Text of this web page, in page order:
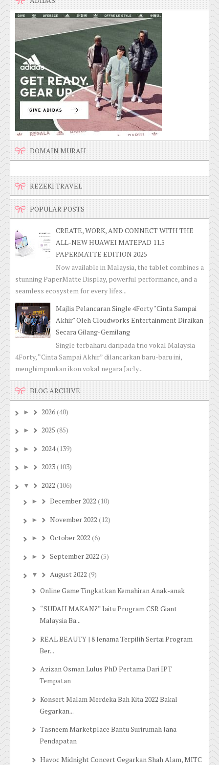
DOMAIN MURAH
REZEKI TRAVEL
POPULAR POSTS
CREATE, WORK, AND CONNECT WITH THE
ALL-NEW HUAWEI MATEPAD 11.5
PAPERMATTE EDITION 2025
Now available in Malaysia, the tablet combines a
stunning PaperMatte Display, powerful performance, and a
seamless ecosystem for every lifes...
Majlis Pelancaran Single 4Forty "Cinta Sampai
Akhir" Oleh Cloudworks Entertainment Diraikan
Secara Gilang-Gemilang
Single terbaharu daripada trio vokal Malaysia
4Forty, “Cinta Sampai Akhir” dilancarkan baru-baru ini,
menghimpunkan ikon vokal negara Jacly...
BLOG ARCHIVE
► 2026(40)
► 2025 (85)
► 2024(139)
► 2023(103)
▼ 2022 (106)
► December 2022 (10)
► November 2022 (12)
► October 2022 (6)
► September 2022 (5)
▼ August 2022 (9)
Online Game Tingkatkan Kemahiran Anak-anak
“SUDAH MAKAN?” Iaitu Program CSR Giant
Malaysia Ba...
REAL BEAUTY | 8 Jenama Terpilih Sertai Program
Ber...
Azizan Osman Lulus PhD Pertama Dari IPT
Tempatan
Konsert Malam Merdeka Bah Kita 2022 Bakal
Gegarkan...
Tasneem Marketplace Bantu Surirumah Jana
Pendapatan
Havoc Midnight Concert Gegarkan Shah Alam, MITC